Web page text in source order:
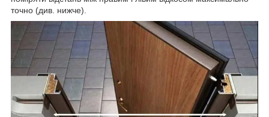
точно (див. нижче).